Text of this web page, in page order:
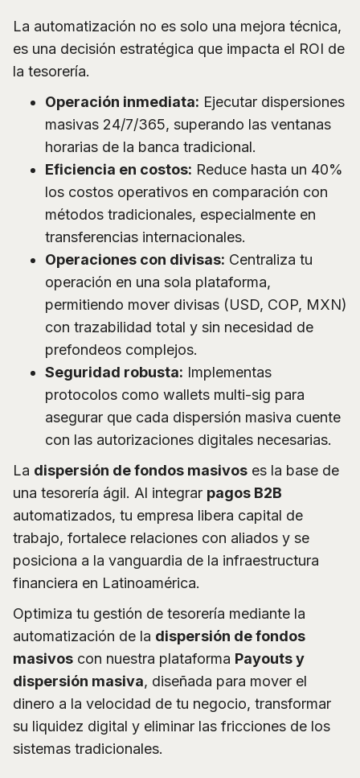
La automatización no es solo una mejora técnica,
es una decisión estratégica que impacta el ROI de
la tesorería.
Operación inmediata: Ejecutar dispersiones
masivas 24/7/365, superando las ventanas
horarias de la banca tradicional.
Eficiencia en costos: Reduce hasta un 40%
los costos operativos en comparación con
métodos tradicionales, especialmente en
transferencias internacionales.
Operaciones con divisas: Centraliza tu
operación en una sola plataforma,
permitiendo mover divisas (USD, COP, MXN)
con trazabilidad total y sin necesidad de
prefondeos complejos.
Seguridad robusta: Implementas
protocolos como wallets multi-sig para
asegurar que cada dispersión masiva cuente
con las autorizaciones digitales necesarias.
La dispersión de fondos masivos es la base de
una tesorería ágil. Al integrar pagos B2B
automatizados, tu empresa libera capital de
trabajo, fortalece relaciones con aliados y se
posiciona a la vanguardia de la infraestructura
financiera en Latinoamérica.
Optimiza tu gestión de tesorería mediante la
automatización de la dispersión de fondos
masivos con nuestra plataforma Payouts y
dispersión masiva, diseñada para mover el
dinero a la velocidad de tu negocio, transformar
su liquidez digital y eliminar las fricciones de los
sistemas tradicionales.